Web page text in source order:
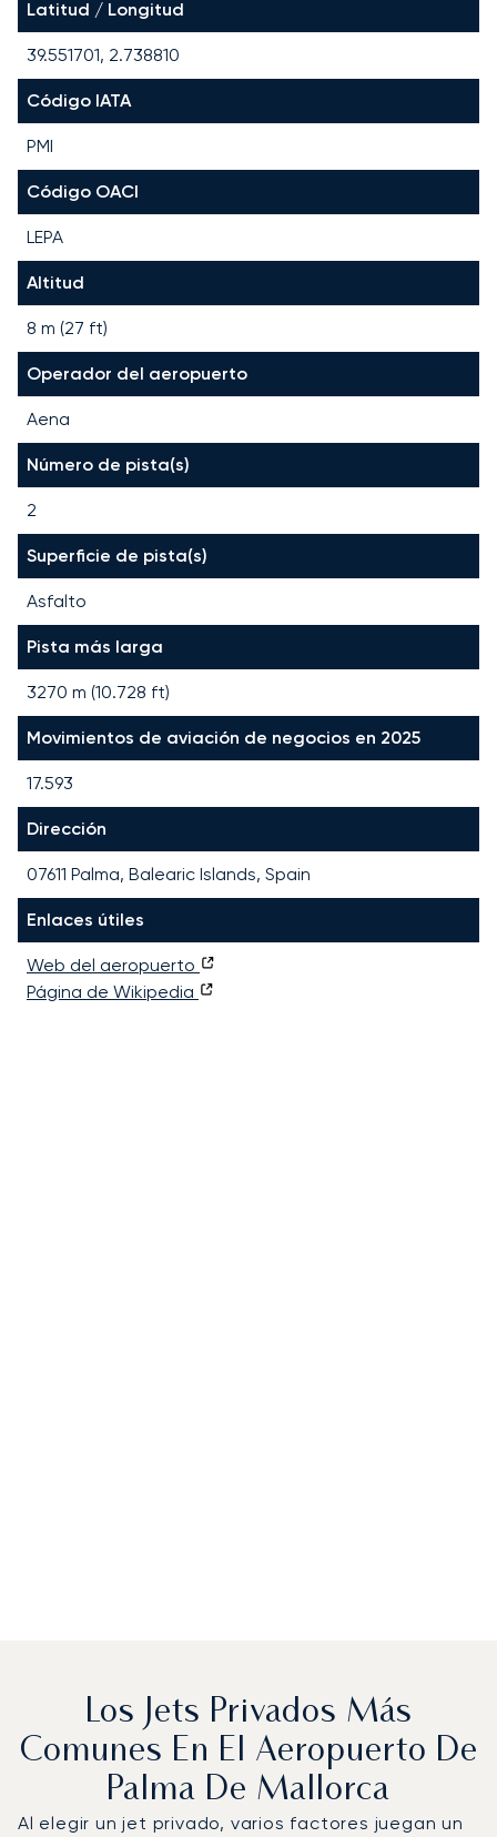
Latitud / Longitud
39.551701, 2.738810
Código IATA
PMI
Código OACI
LEPA
Altitud
8 m (27 ft)
Operador del aeropuerto
Aena
Número de pista(s)
2
Superficie de pista(s)
Asfalto
Pista más larga
3270 m (10.728 ft)
Movimientos de aviación de negocios en 2025
17.593
Dirección
07611 Palma, Balearic Islands, Spain
Enlaces útiles
Web del aeropuerto
Página de Wikipedia
Los Jets Privados Más
Comunes En El Aeropuerto De
Palma De Mallorca
Al elegir un jet privado, varios factores juegan un